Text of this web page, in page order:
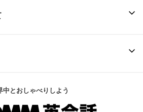
中とおしゃべりしよう